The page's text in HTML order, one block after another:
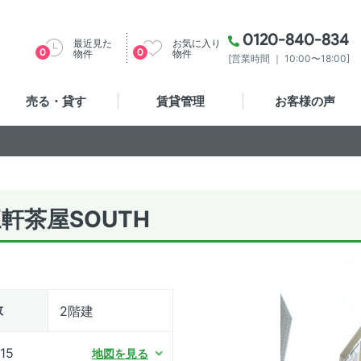
0120-840-834
[営業時間 ｜ 10:00〜18:00]
最近見た
物件
0
お気に入り
物件
0
売る・貸す 賃貸管理 お客様の声
茶屋SOUTH
2階建
地図を見る